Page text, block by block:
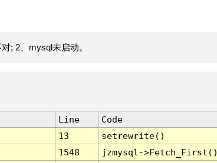
; 2、mysql未启动。
Line
Code
13
setrewrite()
1548
jzmysql-